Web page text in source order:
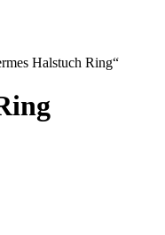
Halstuch Ring“